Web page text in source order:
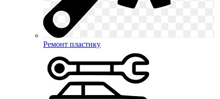
Ремонт пластику